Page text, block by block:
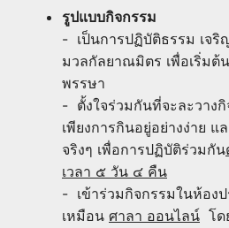
รูปแบบกิจกรรม
- เป็นการปฏิบัติธรรม เจ
มวลกัลยาณมิตร เพื่อเริ่มต้
พรรษา
- ตั้งใจร่วมกันที่จะละวางกิ
เพียงการกินอยู่อย่างง่าย แ
จริงๆ เพื่อการปฏิบัติร่วมกัน
เวลา ๕ วัน ๔ คืน
- เข้าร่วมกิจกรรมในห้อง
เหมือน ศาลา ออนไลน์ โด